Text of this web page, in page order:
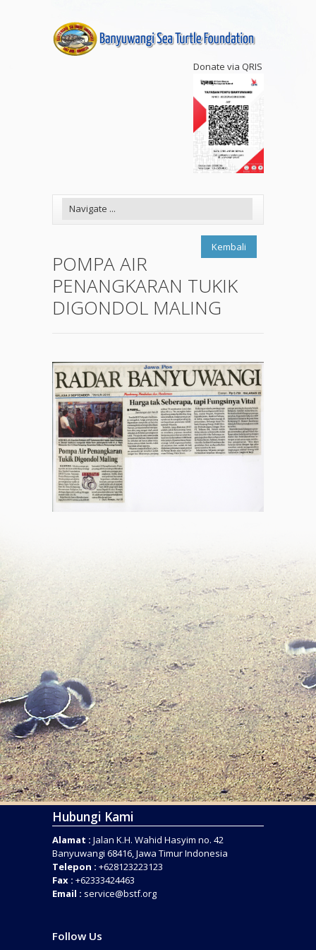
Donate via QRIS
Kembali
POMPA AIR
PENANGKARAN TUKIK
DIGONDOL MALING
Hubungi Kami
Alamat : Jalan K.H. Wahid Hasyim no. 42
Banyuwangi 68416, Jawa Timur Indonesia
Telepon : +628123223123
Fax : +62333424463
Email : service@bstf.org
Follow Us